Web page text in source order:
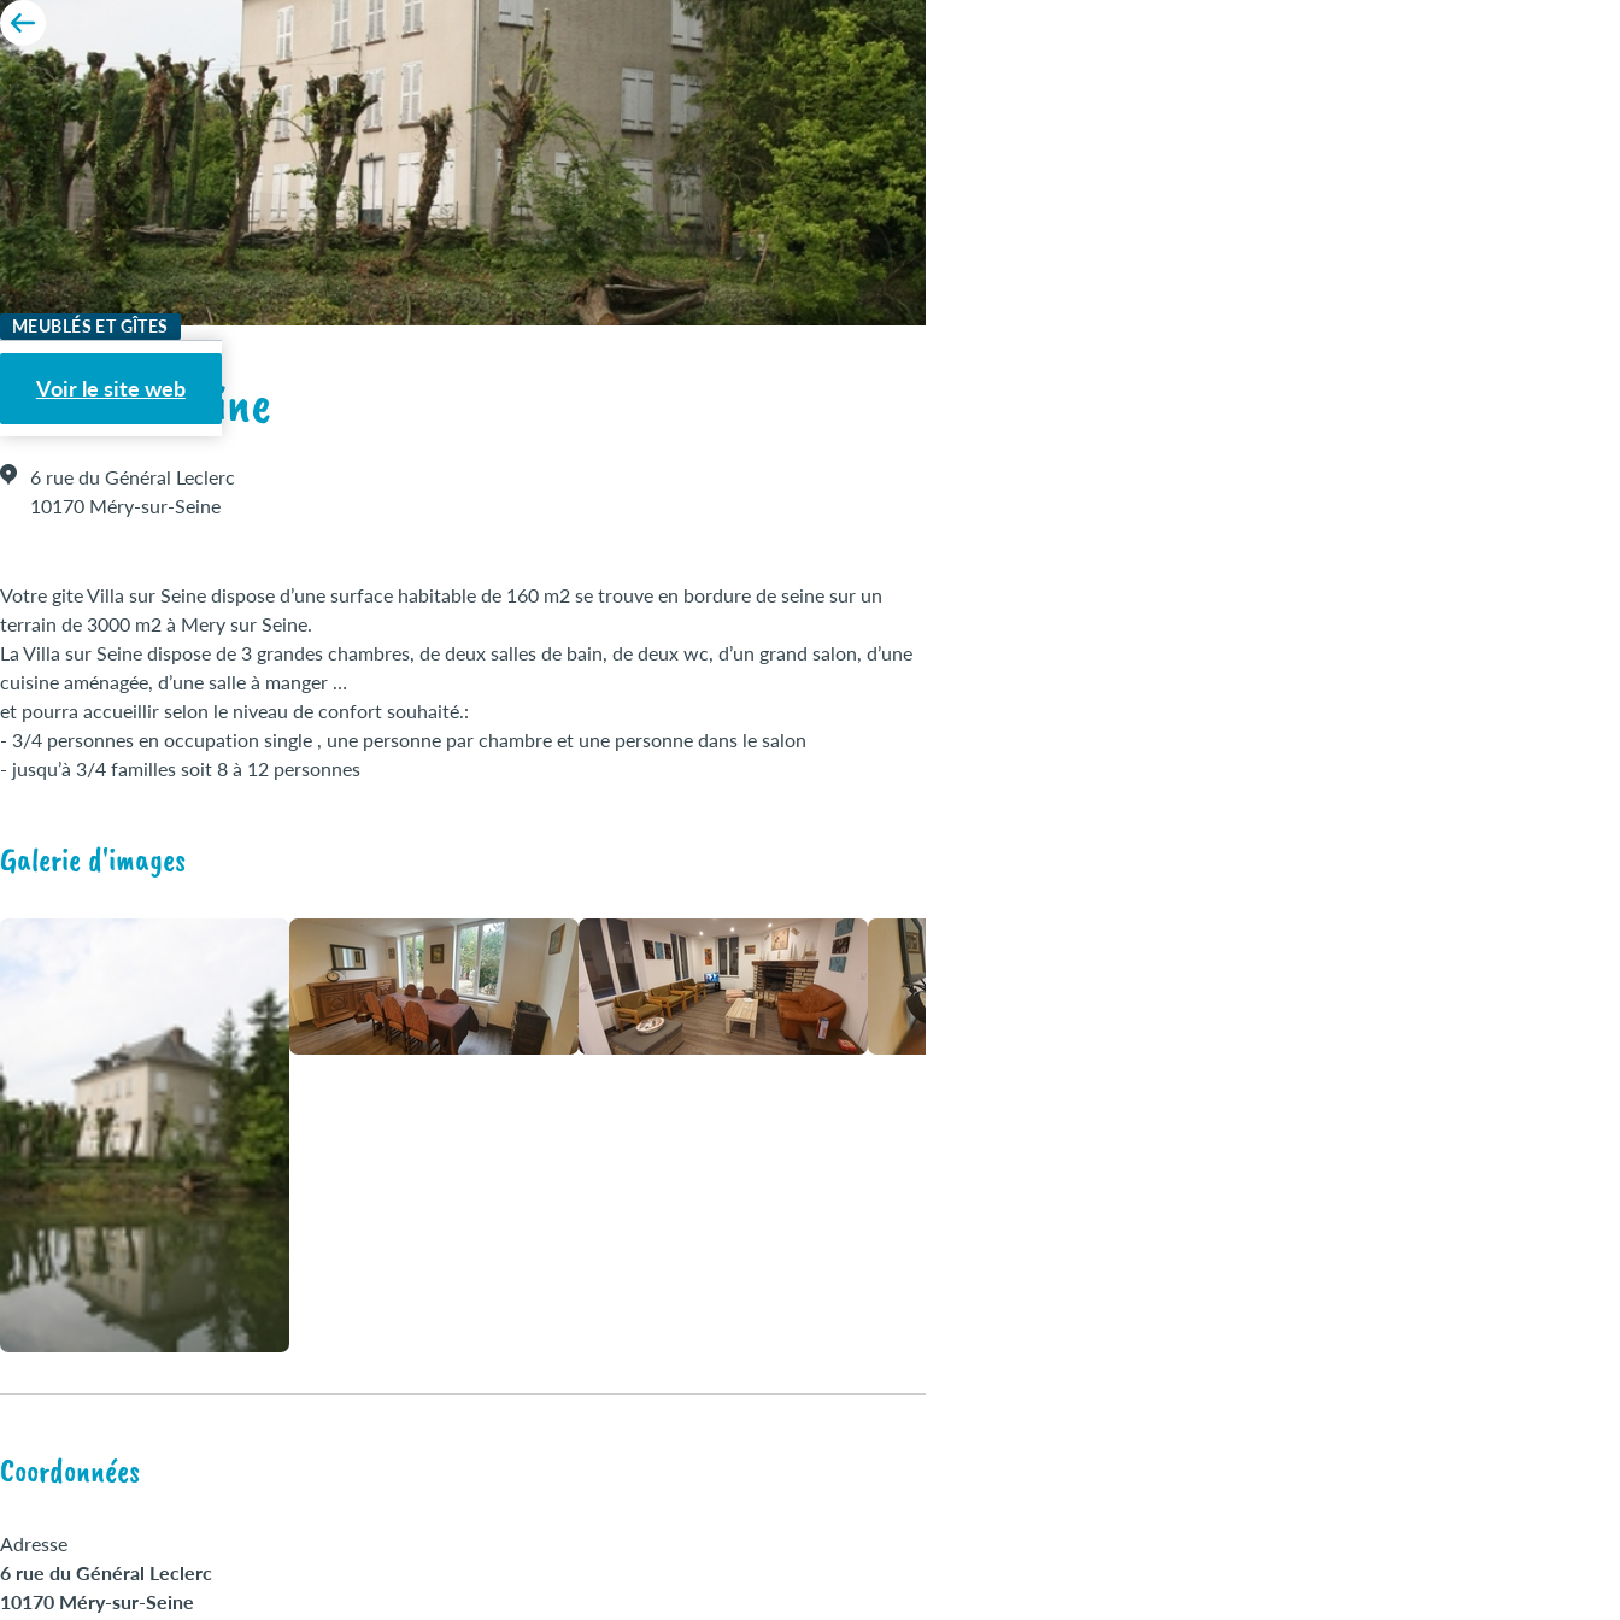
MEUBLÉS ET GÎTES
Voir le site web
Villa sur Seine
6 rue du Général Leclerc
10170 Méry-sur-Seine
Votre gite Villa sur Seine dispose d’une surface habitable de 160 m2 se trouve en bordure de seine sur un
terrain de 3000 m2 à Mery sur Seine.
La Villa sur Seine dispose de 3 grandes chambres, de deux salles de bain, de deux wc, d’un grand salon, d’une
cuisine aménagée, d’une salle à manger …
et pourra accueillir selon le niveau de confort souhaité.:
- 3/4 personnes en occupation single , une personne par chambre et une personne dans le salon
- jusqu’à 3/4 familles soit 8 à 12 personnes
Galerie d'images
Coordonnées
Adresse
6 rue du Général Leclerc
10170 Méry-sur-Seine